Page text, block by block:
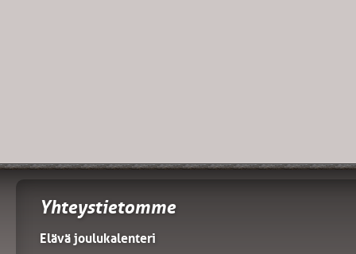
Yhteystietomme
Elävä joulukalenteri